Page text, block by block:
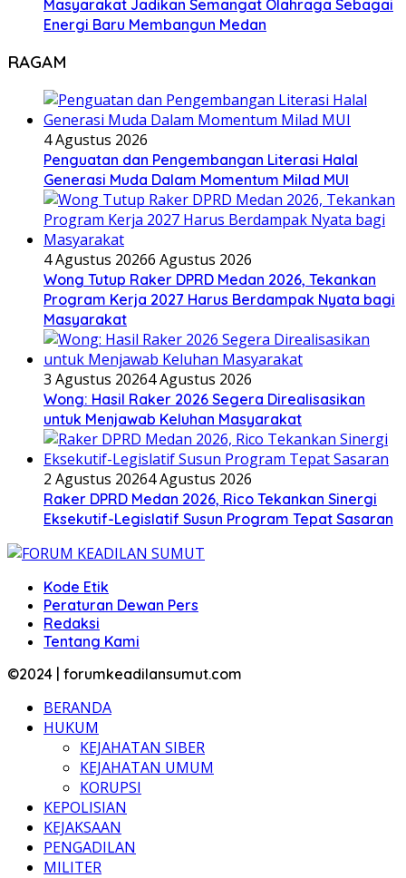
Masyarakat Jadikan Semangat Olahraga Sebagai
Energi Baru Membangun Medan
RAGAM
4 Agustus 2026
Penguatan dan Pengembangan Literasi Halal
Generasi Muda Dalam Momentum Milad MUI
4 Agustus 20266 Agustus 2026
Wong Tutup Raker DPRD Medan 2026, Tekankan
Program Kerja 2027 Harus Berdampak Nyata bagi
Masyarakat
3 Agustus 20264 Agustus 2026
Wong: Hasil Raker 2026 Segera Direalisasikan
untuk Menjawab Keluhan Masyarakat
2 Agustus 20264 Agustus 2026
Raker DPRD Medan 2026, Rico Tekankan Sinergi
Eksekutif-Legislatif Susun Program Tepat Sasaran
Kode Etik
Peraturan Dewan Pers
Redaksi
Tentang Kami
©2024 | forumkeadilansumut.com
BERANDA
HUKUM
KEJAHATAN SIBER
KEJAHATAN UMUM
KORUPSI
KEPOLISIAN
KEJAKSAAN
PENGADILAN
MILITER